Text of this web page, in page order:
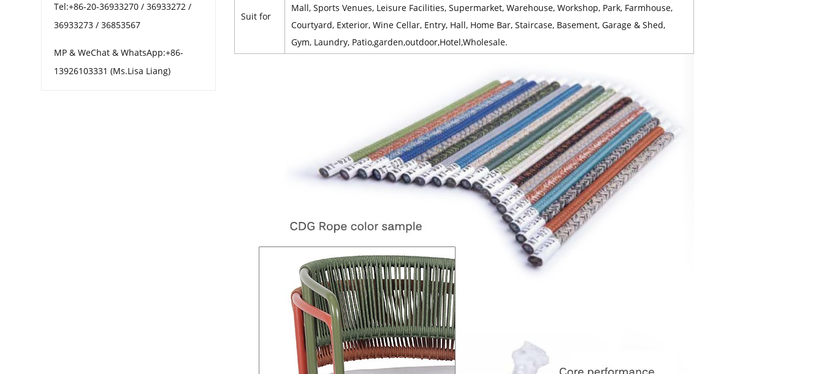
Suit for
Mall, Sports Venues, Leisure Facilities, Supermarket, Warehouse, Workshop, Park, Farmhouse,
Courtyard, Exterior, Wine Cellar, Entry, Hall, Home Bar, Staircase, Basement, Garage & Shed,
Gym, Laundry, Patio,garden,outdoor,Hotel,Wholesale.
Tel:+86-20-36933270 / 36933272 /
36933273 / 36853567
MP & WeChat & WhatsApp:+86-
13926103331 (Ms.Lisa Liang)